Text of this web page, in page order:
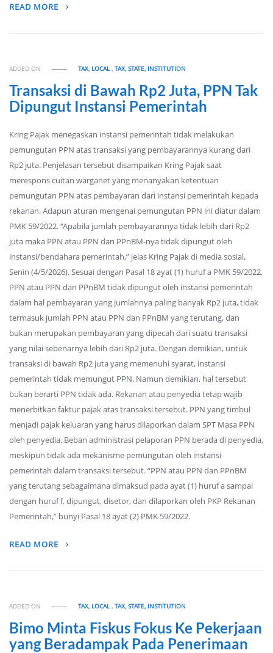
READ MORE
ADDED ON TAX, LOCAL,TAX, STATE, INSTITUTION
Transaksi di Bawah Rp2 Juta, PPN Tak
Dipungut Instansi Pemerintah
Kring Pajak menegaskan instansi pemerintah tidak melakukan
pemungutan PPN atas transaksi yang pembayarannya kurang dari
Rp2 juta. Penjelasan tersebut disampaikan Kring Pajak saat
merespons cuitan warganet yang menanyakan ketentuan
pemungutan PPN atas pembayaran dari instansi pemerintah kepada
rekanan. Adapun aturan mengenai pemungutan PPN ini diatur dalam
PMK 59/2022. “Apabila jumlah pembayarannya tidak lebih dari Rp2
juta maka PPN atau PPN dan PPnBM-nya tidak dipungut oleh
instansi/bendahara pemerintah,” jelas Kring Pajak di media sosial,
Senin (4/5/2026). Sesuai dengan Pasal 18 ayat (1) huruf a PMK 59/2022,
PPN atau PPN dan PPnBM tidak dipungut oleh instansi pemerintah
dalam hal pembayaran yang jumlahnya paling banyak Rp2 juta, tidak
termasuk jumlah PPN atau PPN dan PPnBM yang terutang, dan
bukan merupakan pembayaran yang dipecah dari suatu transaksi
yang nilai sebenarnya lebih dari Rp2 juta. Dengan demikian, untuk
transaksi di bawah Rp2 juta yang memenuhi syarat, instansi
pemerintah tidak memungut PPN. Namun demikian, hal tersebut
bukan berarti PPN tidak ada. Rekanan atau penyedia tetap wajib
menerbitkan faktur pajak atas transaksi tersebut. PPN yang timbul
menjadi pajak keluaran yang harus dilaporkan dalam SPT Masa PPN
oleh penyedia. Beban administrasi pelaporan PPN berada di penyedia,
meskipun tidak ada mekanisme pemungutan oleh instansi
pemerintah dalam transaksi tersebut. “PPN atau PPN dan PPnBM
yang terutang sebagaimana dimaksud pada ayat (1) huruf a sampai
dengan huruf f, dipungut, disetor, dan dilaporkan oleh PKP Rekanan
Pemerintah,” bunyi Pasal 18 ayat (2) PMK 59/2022.
READ MORE
ADDED ON TAX, LOCAL,TAX, STATE, INSTITUTION
Bimo Minta Fiskus Fokus Ke Pekerjaan
yang Beradampak Pada Penerimaan